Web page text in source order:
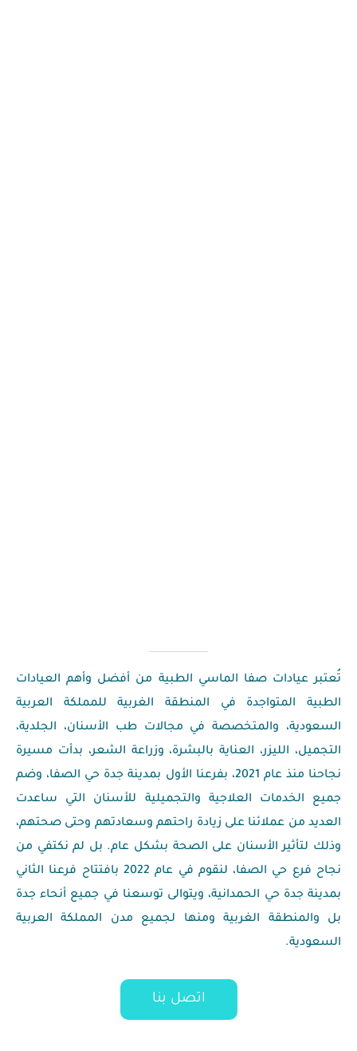
صفا الماسي الطبية من أفضل وأهم العيادات
في المنطقة الغربية للمملكة العربية
في مجالات طب الأسنان، الجلدية،
العناية بالبشرة، وزراعة الشعر، بدأت مسيرة
نجاحنا منذ عام 2021، بفرعنا الأول بمدينة جدة حي الصفا، وضم
العلاجية والتجميلية للأسنان التي ساعدت
على زيادة راحتهم وسعادتهم وحتى صحتهم،
الأسنان على الصحة بشكل عام. بل لم نكتفي من
نجاح فرع حي الصفا، لنقوم في عام 2022 بافتتاح فرعنا الثاني
الحمدانية، ويتوالى توسعنا في جميع أنحاء جدة
الغربية ومنها لجميع مدن المملكة العربية